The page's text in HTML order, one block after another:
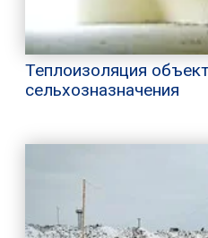
Теплоизоляция
сельхозназначения